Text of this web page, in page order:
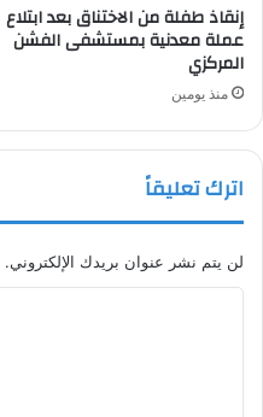
إنقاذ طفلة من الاختناق بعد ابتلاع
عملة معدنية بمستشفى الفشن
المركزي
منذ يومين
اترك تعليقاً
لن يتم نشر عنوان بريدك الإلكتروني.